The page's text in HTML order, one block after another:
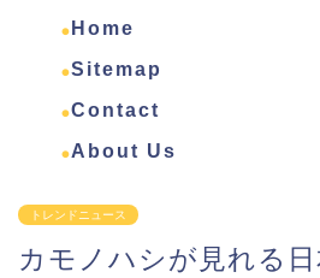
Home
Sitemap
Contact
About Us
トレンドニュース
カモノハシが見れる